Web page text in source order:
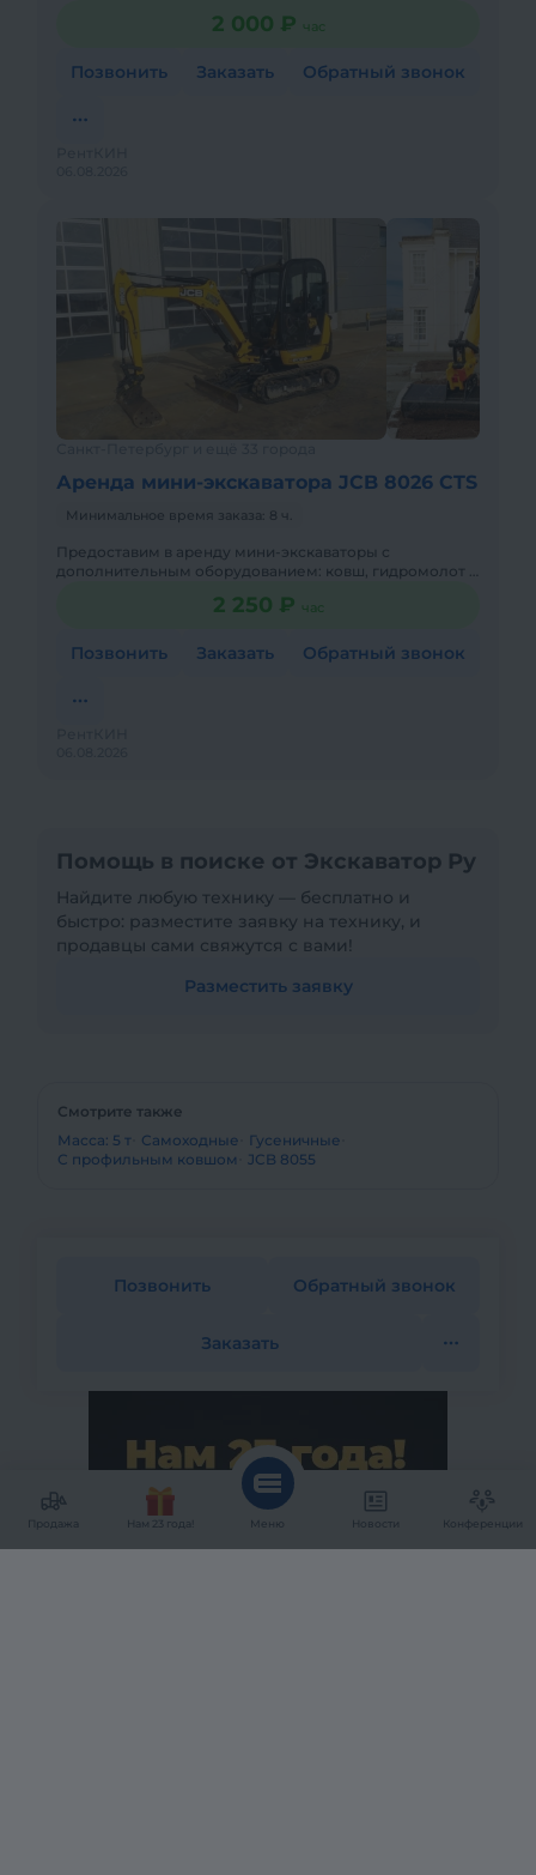
2 000 ₽ час
Позвонить Заказать Обратный звонок
Аренда мини-экскаватора JCB 8026 CTS
Минимальное время заказа: 8 ч.
Предоставим в аренду мини-экскаваторы с
дополнительным оборудованием: ковш, гидромолот и
2 250 ₽ час
Позвонить Заказать Обратный звонок
Помощь в поиске от Экскаватор Ру
Найдите любую технику — бесплатно и
быстро: разместите заявку на технику, и
продавцы сами свяжутся с вами!
Разместить заявку
Смотрите также
Масса: 5 т
Самоходные
Гусеничные
С профильным ковшом
JCB 8055
Позвонить Обратный звонок
Заказать
Продажа Нам 23 года! Меню Новости Конференции